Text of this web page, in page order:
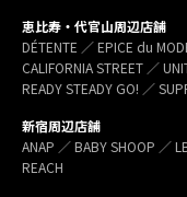
恵比寿・代官山周辺店舗
DÉTENTE ／ EPICE du
CALIFORNIA STREET ／
READY STEADY GO! ／
新宿周辺店舗
ANAP ／ BABY SHOOP ／
REACH